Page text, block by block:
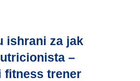
ishrani za jak
–
fitness trener